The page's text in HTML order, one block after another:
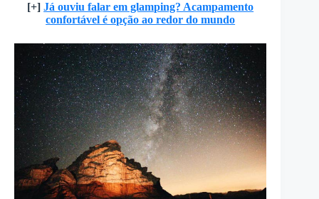
[+]Já ouviu falar em glamping? Acampamento
confortável é opção ao redor do mundo